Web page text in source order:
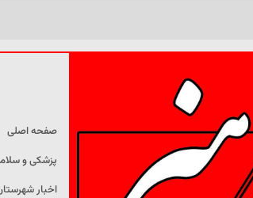
صفحه اصلی
پزشکی و
اخبار